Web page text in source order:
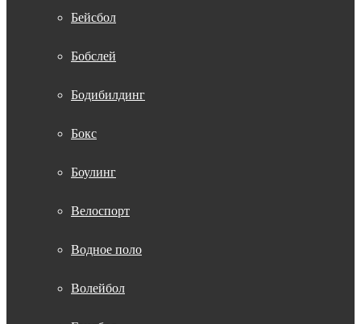
Бейсбол
Бобслей
Бодибилдинг
Бокс
Боулинг
Велоспорт
Водное поло
Волейбол